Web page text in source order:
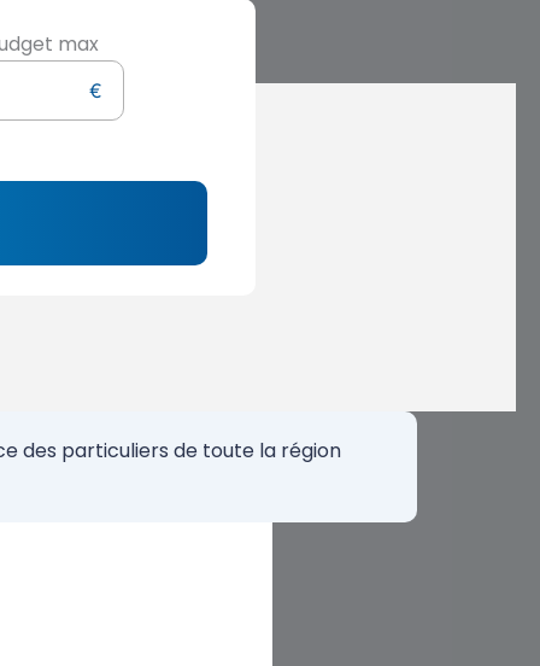
max
des particuliers de toute la région